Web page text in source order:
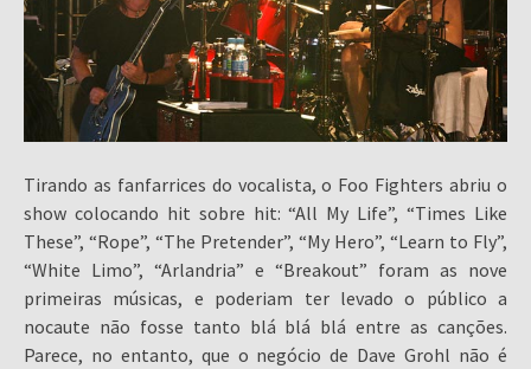
Tirando as fanfarrices do vocalista, o Foo Fighters abriu o
show colocando hit sobre hit: “All My Life”, “Times Like
These”, “Rope”, “The Pretender”, “My Hero”, “Learn to Fly”,
“White Limo”, “Arlandria” e “Breakout” foram as nove
primeiras músicas, e poderiam ter levado o público a
nocaute não fosse tanto blá blá blá entre as canções.
Parece, no entanto, que o negócio de Dave Grohl não é